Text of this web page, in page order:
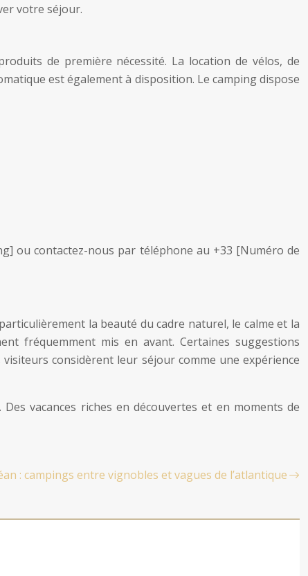
votre séjour.
de première nécessité. La location de vélos, de
est également à disposition. Le camping dispose
ou contactez-nous par téléphone au +33 [Numéro de
la beauté du cadre naturel, le calme et la
fréquemment mis en avant. Certaines suggestions
considèrent leur séjour comme une expérience
vacances riches en découvertes et en moments de
: campings entre vignobles et vagues de l’atlantique